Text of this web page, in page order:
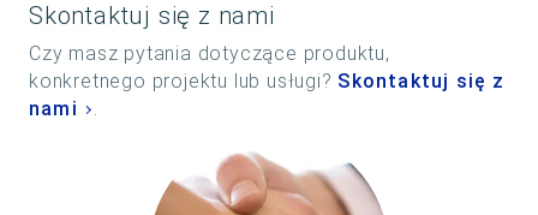
Skontaktuj się z nami
Czy masz pytania dotyczące produktu,
konkretnego projektu lub usługi? Skontaktuj się z
nami
.